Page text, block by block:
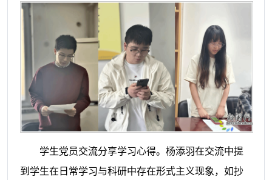
学生党员交流分享学习心得。杨添羽在交流中提
到学生在日常学习与科研中存在形式主义现象，如抄